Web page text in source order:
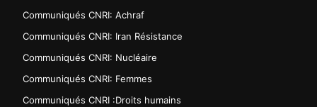
Communiqués CNRI: Achraf
Communiqués CNRI: Iran Résistance
Communiqués CNRI: Nucléaire
Communiqués CNRI: Femmes
Communiqués CNRI :Droits humains